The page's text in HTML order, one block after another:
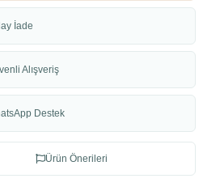
İade
Alışveriş
Destek
Ürün Önerileri